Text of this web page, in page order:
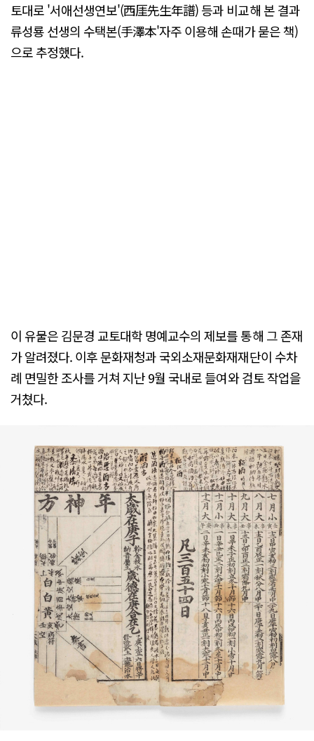
토대로 '서애선생연보'(西厓先生年譜) 등과 비교해 본 결과
류성룡 선생의 수택본(手澤本'자주 이용해 손때가 묻은 책)
으로 추정했다.
이 유물은 김문경 교토대학 명예교수의 제보를 통해 그 존재
가 알려졌다. 이후 문화재청과 국외소재문화재재단이 수차
례 면밀한 조사를 거쳐 지난 9월 국내로 들여와 검토 작업을
거쳤다.